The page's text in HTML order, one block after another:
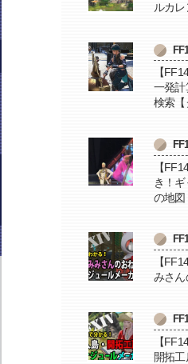
ルカ
【
一発計
検索【
【
き！
の地図
【
みさん
【
開拓